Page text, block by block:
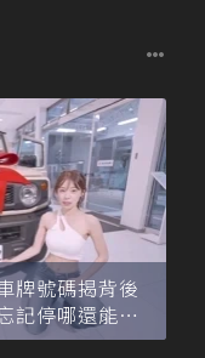
牌號碼揭背後
記停哪還能幫